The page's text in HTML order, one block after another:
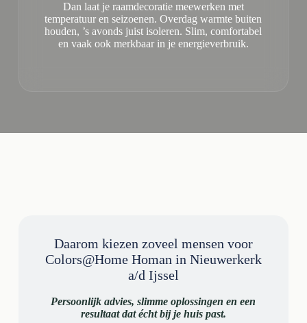
Dan laat je raamdecoratie meewerken met
temperatuur en seizoenen. Overdag warmte buiten
houden, ’s avonds juist isoleren. Slim, comfortabel
en vaak ook merkbaar in je energieverbruik.
Daarom kiezen zoveel mensen voor
Colors@Home Homan in Nieuwerkerk
a/d Ijssel
Persoonlijk advies, slimme oplossingen en een
resultaat dat écht bij je huis past.